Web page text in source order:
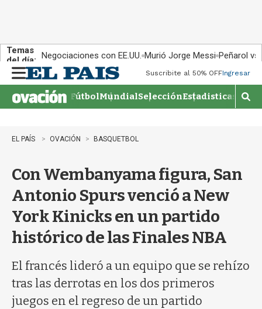
Temas
del día: Negociaciones con EE.UU. Murió Jorge Messi Peñarol
n
u
Suscribite al 50% OFFIngresar
FútbolMundialSelecciónEstadisticas
M
o
a
EL PAÍS OVACIÓN BASQUETBOL
Con Wembanyama figura, San
Antonio Spurs venció a New
York Kinicks en un partido
histórico de las Finales NBA
El francés lideró a un equipo que se rehízo
tras las derrotas en los dos primeros
juegos en el regreso de un partido